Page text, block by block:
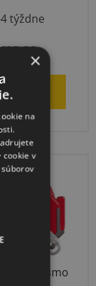
hodnotenie
produktu
5
hviezdičiek.
týždne
KOŠÍKA
pásmo
×
na
cookie v